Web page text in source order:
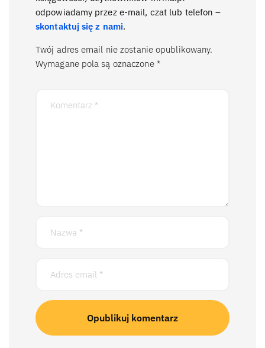
odpowiadamy przez e-mail, czat lub telefon –
skontaktuj się z nami.
Twój adres email nie zostanie opublikowany.
Wymagane pola są oznaczone *